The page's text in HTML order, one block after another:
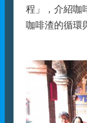
程」，介紹咖
咖啡渣的循環